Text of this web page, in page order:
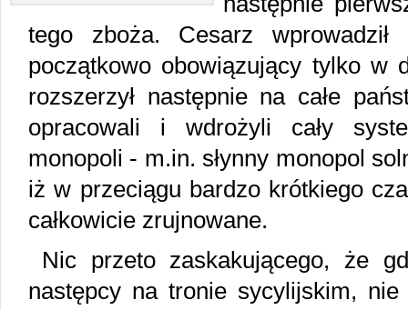
tego zboża. Cesarz wprowadził
początkowo obowiązujący tylko w
rozszerzył następnie na całe
opracowali i wdrożyli cały
monopoli - m.in. słynny monopol
iż w przeciągu bardzo krótkiego
całkowicie zrujnowane.
Nic przeto zaskakującego, że
następcy na tronie sycylijskim,